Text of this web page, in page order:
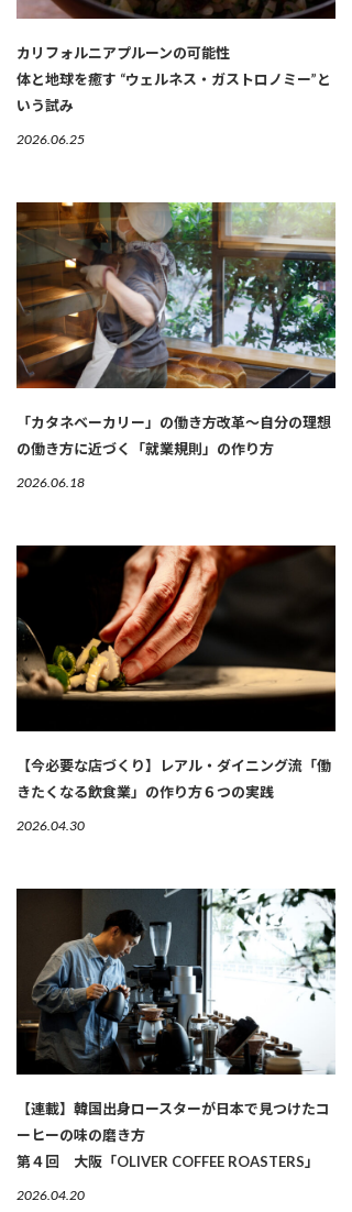
カリフォルニアプルーンの可能性
体と地球を癒す “ウェルネス・ガストロノミー”と
いう試み
2026.06.25
「カタネベーカリー」の働き方改革～自分の理想
の働き方に近づく「就業規則」の作り方
2026.06.18
【今必要な店づくり】レアル・ダイニング流「働
きたくなる飲食業」の作り方６つの実践
2026.04.30
【連載】韓国出身ロースターが日本で見つけたコ
ーヒーの味の磨き方
第４回 大阪「OLIVER COFFEE ROASTERS」
2026.04.20